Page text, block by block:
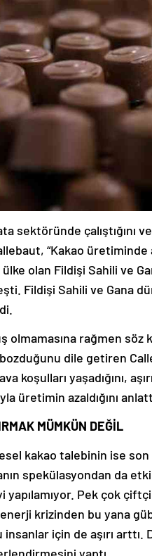
sektöründe çalıştığını
“Kakao
olan Fildişi Sahili ve
Fildişi Sahili ve Gana
olmamasına rağmen
dile getiren
koşulları yaşadığını,
üretimin azaldığını
MÜMKÜN DEĞİL
kakao talebinin ise
spekülasyondan da
yapılamıyor. Pek çok
krizinden bu yana
insanlar için de aşırı